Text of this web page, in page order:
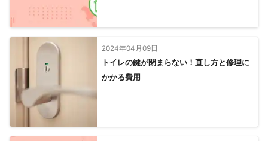
2024年04月09日
トイレの鍵が閉まらない！直し方と修理に
かかる費用